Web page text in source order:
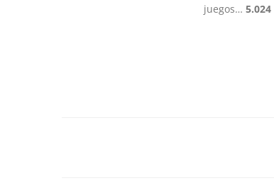
juegos… 5.024